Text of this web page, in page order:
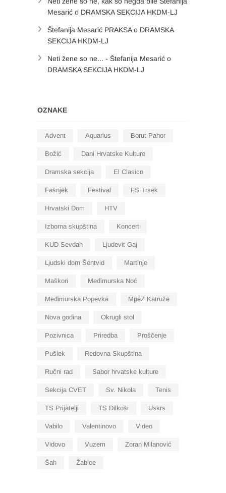
Mesarić o DRAMSKA SEKCIJA HKDM-LJ
Štefanija Mesarić PRAKSAo DRAMSKA
SEKCIJA HKDM-LJ
Neti žene so ne... - Štefanija Mesarić o
DRAMSKA SEKCIJA HKDM-LJ
OZNAKE
Advent Aquarius Borut Pahor
Božić Dani Hrvatske Kulture
Dramska sekcija El Clasico
Fašnjek Festival FS Trsek
Hrvatski Dom HTV
Izborna skupština Koncert
KUD Sevdah Ljudevit Gaj
Ljudski dom Šentvid Martinje
Maškori Međimurska Noć
Međimurska Popevka MpeZ Katruže
Nova godina Okrugli stol
Pozivnica Priredba Proščenje
Pušlek Redovna Skupština
Ručni rad Sabor hrvatske kulture
Sekcija CVET Sv. Nikola Tenis
TS Prijatelji TS Đilkoši Uskrs
Vabilo Valentinovo Video
Vidovo Vuzem Zoran Milanović
Šah Žabice